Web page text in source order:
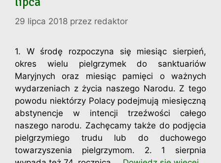
29 lipca 2018 przez redaktor
1. W środę rozpoczyna się miesiąc sierpień,
okres wielu pielgrzymek do sanktuariów
Maryjnych oraz miesiąc pamięci o ważnych
wydarzeniach z życia naszego Narodu. Z tego
powodu niektórzy Polacy podejmują miesięczną
abstynencje w intencji trzeźwości całego
naszego narodu. Zachęcamy także do podjęcia
pielgrzymiego trudu lub do duchowego
towarzyszenia pielgrzymom. 2. 1 sierpnia